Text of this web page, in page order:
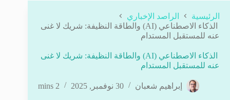
الرئيسية
الراصد الإخباري
الذكاء الاصطناعي (AI) والطاقة النظيفة: شريك لا غنى
عنه للمستقبل المستدام
الذكاء الاصطناعي (AI) والطاقة النظيفة: شريك لا غنى
عنه للمستقبل المستدام
إبراهيم شعبان 30 نوفمبر, 2025 2 mins